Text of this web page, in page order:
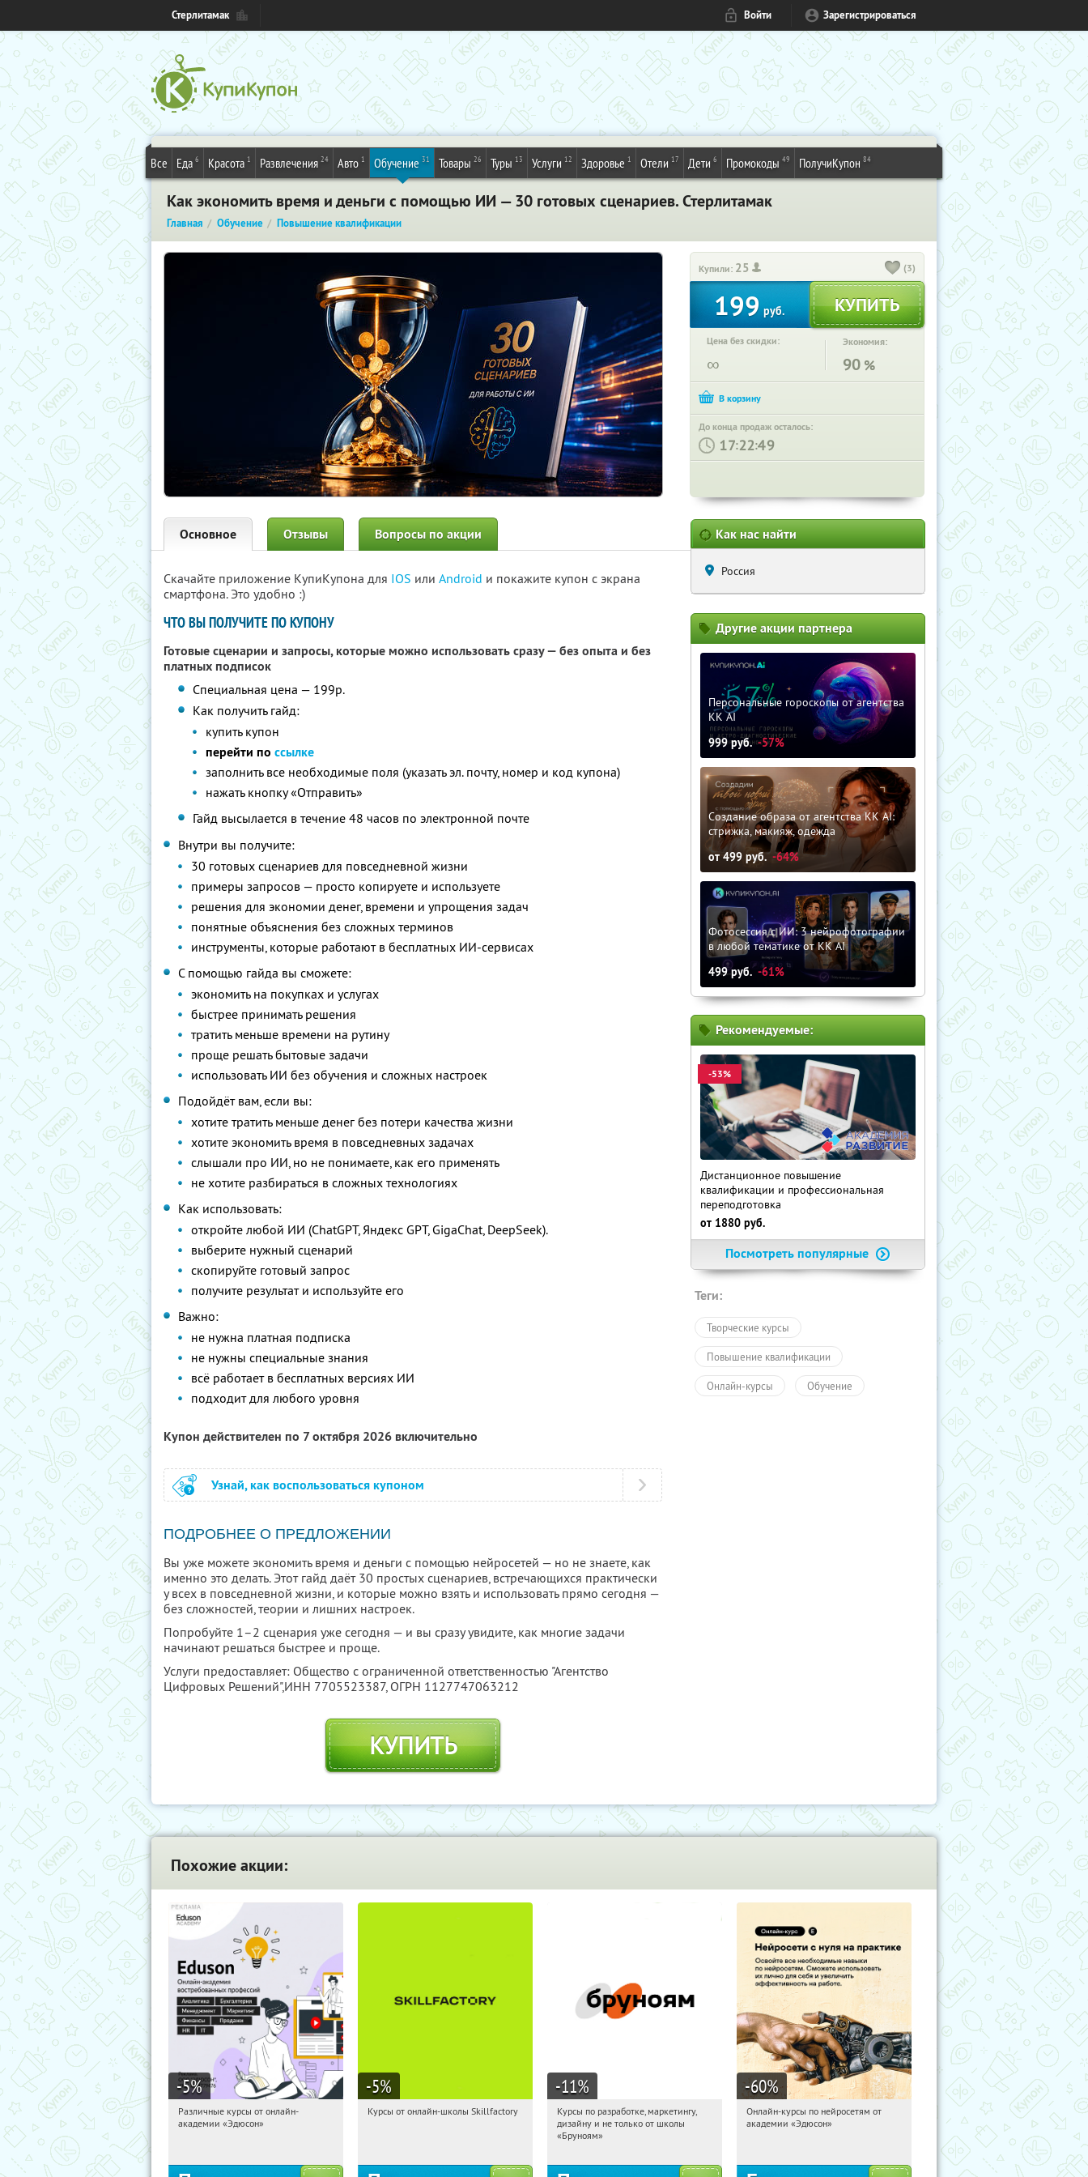
Стерлитамак Войти Зарегистрироваться
Все Еда 6 Красота 1 Развлечения 24 Авто 1 Обучение 31 Товары 26 Туры 13 Услуги 12 Здоровье 1 Отели 17 Дети 6 Промокоды 49 ПолучиКупон 84
Как экономить время и деньги с помощью ИИ — 30 готовых сценариев. Стерлитамак
Главная Обучение Повышение квалификации
Купили: 25 (3)
199 руб.
Цена без скидки:
∞
Экономия:
90 %
До конца продаж осталось:
: :
Основное Отзывы Вопросы по акции
Скачайте приложение КупиКупона для IOS или Android и покажите купон с экрана
смартфона. Это удобно :)
ЧТО ВЫ ПОЛУЧИТЕ ПО КУПОНУ
Готовые сценарии и запросы, которые можно использовать сразу — без опыта и без
платных подписок
Специальная цена — 199р.
Как получить гайд:
купить купон
перейти поссылке
заполнить все необходимые поля (указать эл. почту, номер и код купона)
нажать кнопку «Отправить»
Гайд высылается в течение 48 часов по электронной почте
Внутри вы получите:
30 готовых сценариев для повседневной жизни
примеры запросов — просто копируете и используете
решения для экономии денег, времени и упрощения задач
понятные объяснения без сложных терминов
инструменты, которые работают в бесплатных ИИ-сервисах
С помощью гайда вы сможете:
экономить на покупках и услугах
быстрее принимать решения
тратить меньше времени на рутину
проще решать бытовые задачи
использовать ИИ без обучения и сложных настроек
Подойдёт вам, если вы:
хотите тратить меньше денег без потери качества жизни
хотите экономить время в повседневных задачах
слышали про ИИ, но не понимаете, как его применять
не хотите разбираться в сложных технологиях
Как использовать:
откройте любой ИИ (ChatGPT, Яндекс GPT, GigaChat, DeepSeek).
выберите нужный сценарий
скопируйте готовый запрос
получите результат и используйте его
Важно:
не нужна платная подписка
не нужны специальные знания
всё работает в бесплатных версиях ИИ
подходит для любого уровня
Купон действителен по 7 октября 2026 включительно
Узнай, как воспользоваться купоном
ПОДРОБНЕЕ О ПРЕДЛОЖЕНИИ
Вы уже можете экономить время и деньги с помощью нейросетей — но не знаете, как
именно это делать. Этот гайд даёт 30 простых сценариев, встречающихся практически
у всех в повседневной жизни, и которые можно взять и использовать прямо сегодня —
без сложностей, теории и лишних настроек.
Попробуйте 1–2 сценария уже сегодня — и вы сразу увидите, как многие задачи
начинают решаться быстрее и проще.
Услуги предоставляет: Общество с ограниченной ответственностью "Агентство
Цифровых Решений",ИНН 7705523387, ОГРН 1127747063212
КУПИТЬ
Как нас найти
Россия
Другие акции партнера
Персональные гороскопы от агентства
KK AI
999руб. -57%
Создание образа от агентства KK AI:
стрижка, макияж, одежда
от 499 руб. -64%
Фотосессия с ИИ: 3 нейрофотографии
в любой тематике от KK AI
499руб. -61%
Рекомендуемые:
-53%
Дистанционное повышение
квалификации и профессиональная
переподготовка
от 1880 руб.
Посмотреть популярные
Теги:
Творческие курсы
Повышение квалификации
Онлайн-курсы Обучение
Похожие акции:
-5%
20:22:46 Получили:
Различные курсы от онлайн-
академии «Эдюсон»
-5%
20:22:46
Получи первым!
Курсы от онлайн-школы Skillfactory
-11%
20:22:46
Получи первым!
Россия
Курсы по разработке, маркетингу,
дизайну и не только от школы
«Бруноям»
-60%
20:22:46 Получили:
Онлайн-курсы по нейросетям от
академии «Эдюсон»